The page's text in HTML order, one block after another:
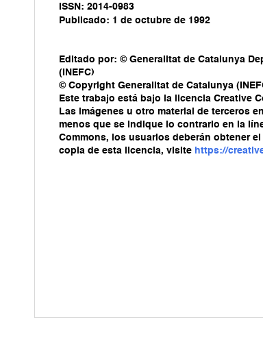
ISSN: 2014-0983
Publicado: 1 de octubre de 1992
Editado por: © Generalitat de Catalunya
(INEFC)
© Copyright Generalitat de Catalunya
Este trabajo está bajo la licencia Creative
Las imágenes u otro material de terceros
menos que se indique lo contrario en la
Commons, los usuarios deberán obtener
copia de esta licencia, visite https://